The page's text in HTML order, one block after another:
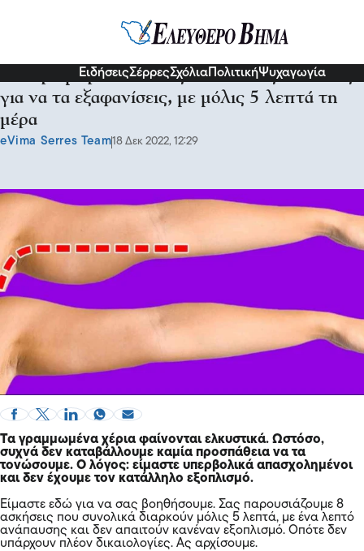
ΕιδήσειςΣέρρεςΣχόλια ΠολιτικήΨυχαγωγία
Χαλαρά μπράτσα τέλος: 8 εύκολες ασκήσεις
για να τα εξαφανίσεις, με μόλις 5 λεπτά τη
μέρα
eVima Serres Team18 Δεκ 2022, 12:29
Τα γραμμωμένα χέρια φαίνονται ελκυστικά. Ωστόσο,
συχνά δεν καταβάλλουμε καμία προσπάθεια να τα
τονώσουμε. Ο λόγος: είμαστε υπερβολικά απασχολημένοι
και δεν έχουμε τον κατάλληλο εξοπλισμό.
Είμαστε εδώ για να σας βοηθήσουμε. Σας παρουσιάζουμε 8
ασκήσεις που συνολικά διαρκούν μόλις 5 λεπτά, με ένα λεπτό
ανάπαυσης και δεν απαιτούν κανέναν εξοπλισμό. Οπότε δεν
υπάρχουν πλέον δικαιολογίες. Ας αρχίσουμε.